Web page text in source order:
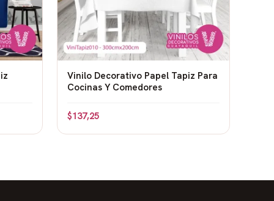
Vinilo Decorativo Papel Tapiz Para
Cocinas Y Comedores
$137,25